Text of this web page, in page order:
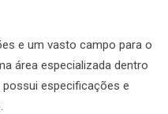
e um vasto campo para o
área especializada dentro
especificações e